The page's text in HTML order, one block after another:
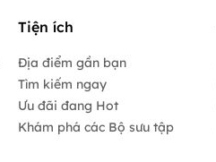
Tiện ích
Địa điểm gần bạn
Tìm kiếm ngay
Ưu đãi đang Hot
Khám phá các Bộ sưu tập